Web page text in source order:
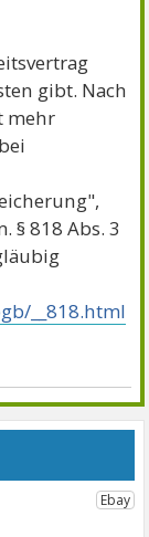
gibt. Nach
mehr
§ 818 Abs. 3
__818.html